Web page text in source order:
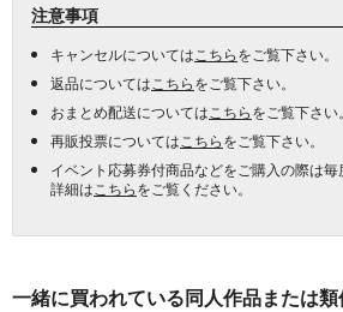
注意事項
キャンセルについては こちらをご覧下さい。
返品については こちらをご覧下さい。
おまとめ配送については こちらをご覧下さい。
再販投票については こちらをご覧下さい。
イベント応募券付商品などをご購入の際は毎
詳細は こちらをご覧ください。
一緒に買われている同人作品または